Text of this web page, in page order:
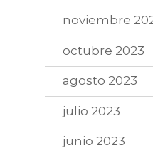
noviembre
octubre 2023
agosto 2023
julio 2023
junio 2023